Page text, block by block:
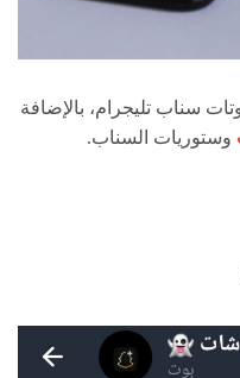
سناب تليجرام، بالإضافة
وستوريات السناب.